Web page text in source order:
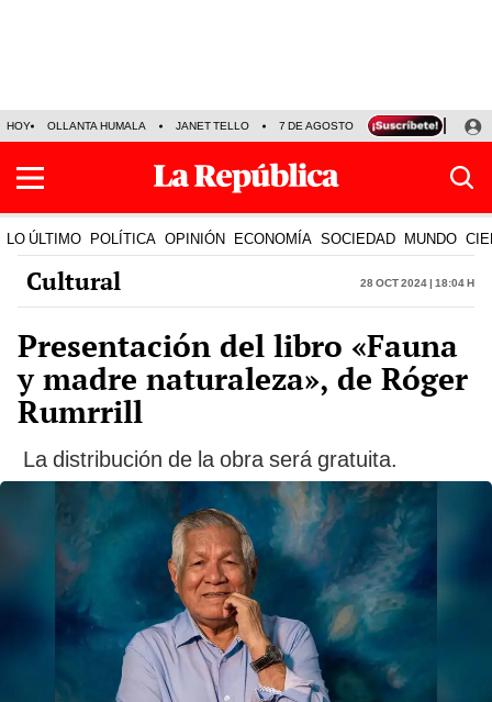
HOY OLLANTA HUMALA JANET TELLO 7 DE AGOSTO TINKA RESULTADOS
LO ÚLTIMO POLÍTICA OPINIÓN ECONOMÍA SOCIEDAD MUNDO
Cultural 28 Oct 2024 | 18:04 h
Presentación del libro «Fauna
y madre naturaleza», de Róger
Rumrrill
La distribución de la obra será gratuita.